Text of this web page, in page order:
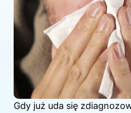
Gdy już uda się